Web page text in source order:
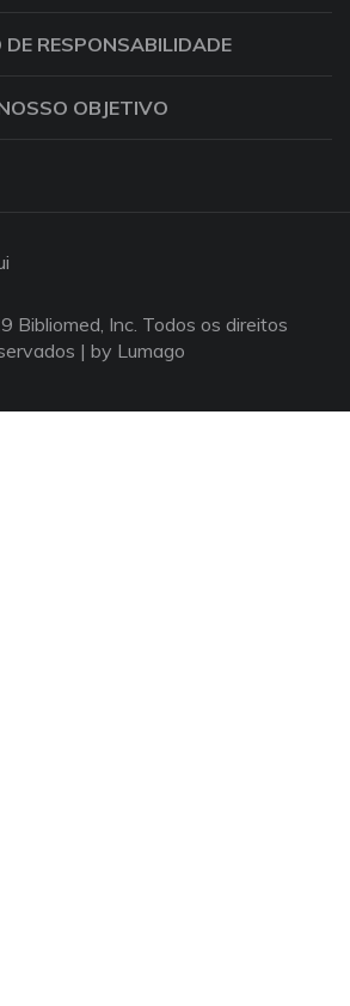
DE RESPONSABILIDADE
OBJETIVO
Inc. Todos os direitos
| by Lumago